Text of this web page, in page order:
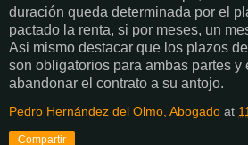
duración queda determinada por el
pactado la renta, si por meses, un
Asi mismo destacar que los plazos
son obligatorios para ambas partes
abandonar el contrato a su antojo.
Pedro Hernández del Olmo, Abogado at
Compartir